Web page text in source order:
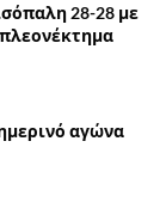
28-28 με
αγώνα